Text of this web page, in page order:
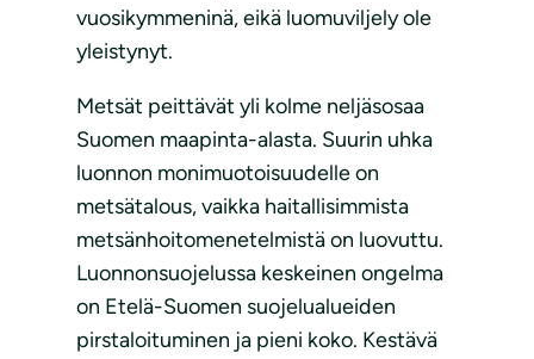
vuosikymmeninä, eikä luomuviljely ole
yleistynyt.
Metsät peittävät yli kolme neljäsosaa
Suomen maapinta-alasta. Suurin uhka
luonnon monimuotoisuudelle on
metsätalous, vaikka haitallisimmista
metsänhoitomenetelmistä on luovuttu.
Luonnonsuojelussa keskeinen ongelma
on Etelä-Suomen suojelualueiden
pirstaloituminen ja pieni koko. Kestävä